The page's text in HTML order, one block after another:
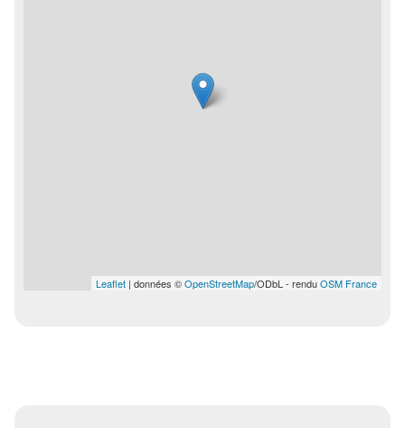
Leaflet | données ©OpenStreetMap/ODbL - renduOSM France